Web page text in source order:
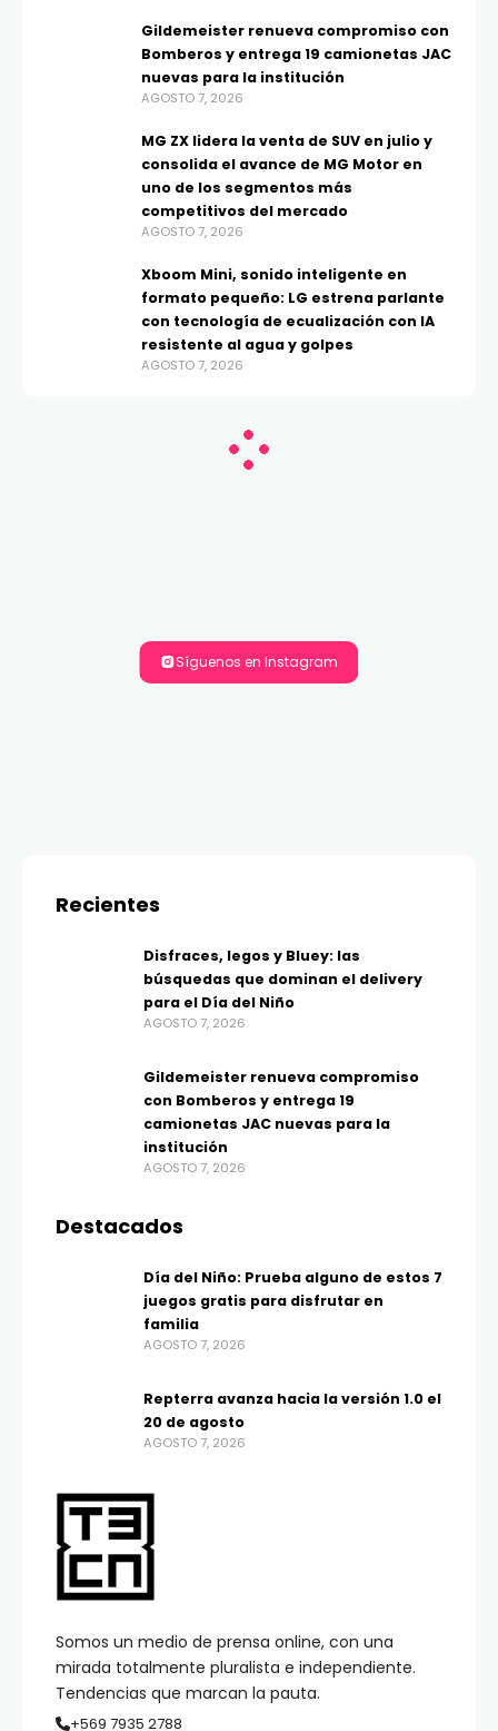
Gildemeister renueva compromiso con
Bomberos y entrega 19 camionetas JAC
nuevas para la institución
AGOSTO 7, 2026
MG ZX lidera la venta de SUV en julio y
consolida el avance de MG Motor en
uno de los segmentos más
competitivos del mercado
AGOSTO 7, 2026
Xboom Mini, sonido inteligente en
formato pequeño: LG estrena parlante
con tecnología de ecualización con IA
resistente al agua y golpes
AGOSTO 7, 2026
Síguenos en Instagram
Somos un medio de prensa online, con una
mirada totalmente pluralista e independiente.
Tendencias que marcan la pauta.
+569 7935 2788
Recientes
Disfraces, legos y Bluey: las
búsquedas que dominan el delivery
para el Día del Niño
AGOSTO 7, 2026
Gildemeister renueva compromiso
con Bomberos y entrega 19
camionetas JAC nuevas para la
institución
AGOSTO 7, 2026
Destacados
Día del Niño: Prueba alguno de estos 7
juegos gratis para disfrutar en
familia
AGOSTO 7, 2026
Repterra avanza hacia la versión 1.0 el
20 de agosto
AGOSTO 7, 2026